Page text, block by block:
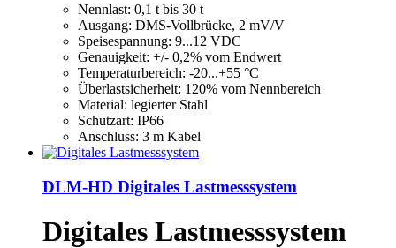
Nennlast: 0,1 t bis 30 t
Ausgang: DMS-Vollbrücke, 2 mV/V
Speisespannung: 9...12 VDC
Genauigkeit: +/- 0,2% vom Endwert
Temperaturbereich: -20...+55 °C
Überlastsicherheit: 120% vom Nennbereich
Material: legierter Stahl
Schutzart: IP66
Anschluss: 3 m Kabel
DLM-HD Digitales Lastmesssystem
Digitales Lastmesssystem